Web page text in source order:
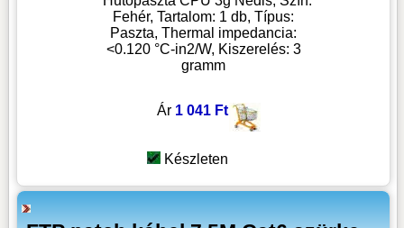
Fehér, Tartalom: 1 db, Típus:
Paszta, Thermal impedancia:
<0.120 °C-in2/W, Kiszerelés: 3
gramm
Ár 1 041 Ft
Készleten